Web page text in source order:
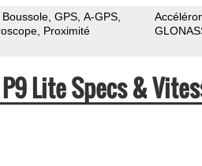
Boussole GPS A-GPS
Proximité
Lite Specs &